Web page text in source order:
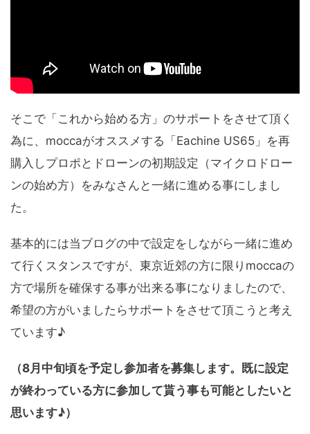
そこで「これから始める方」のサポートをさせて頂く
為に、moccaがオススメする「Eachine US65」を再
購入しプロポとドローンの初期設定（マイクロドロー
ンの始め方）をみなさんと一緒に進める事にしまし
た。
基本的には当ブログの中で設定をしながら一緒に進め
て行くスタンスですが、東京近郊の方に限りmoccaの
方で場所を確保する事が出来る事になりましたので、
希望の方がいましたらサポートをさせて頂こうと考え
ています♪
（8月中旬頃を予定し参加者を募集します。既に設定
が終わっている方に参加して貰う事も可能としたいと
思います♪）